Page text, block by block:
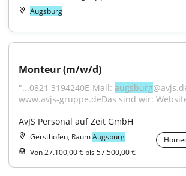
Augsburg
Monteur (m/w/d)
"...0821 3194240E-Mail: augsburg
www.avjs-gruppe.deDas sind wir:
AvJS Personal auf Zeit GmbH
Gersthofen, RaumAugsburg
Von 27.100,00 € bis 57.500,00 €